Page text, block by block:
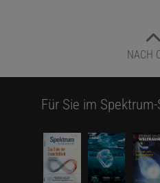
NACH
Für Sie im